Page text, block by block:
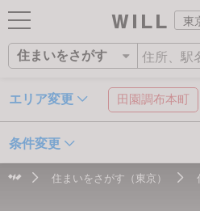
東
ログイン
新規会員登録
住まいをさがす
住まいをさがす
住まいをさがす
営業所をさがす
スタッフをさがす
AIウィルくんの提案
AI査定・チャット相談する
不動産エージェントの提案
エリア変更 田園調布本町
条件変更
住所 沿線・
住まいをさがす（東京）